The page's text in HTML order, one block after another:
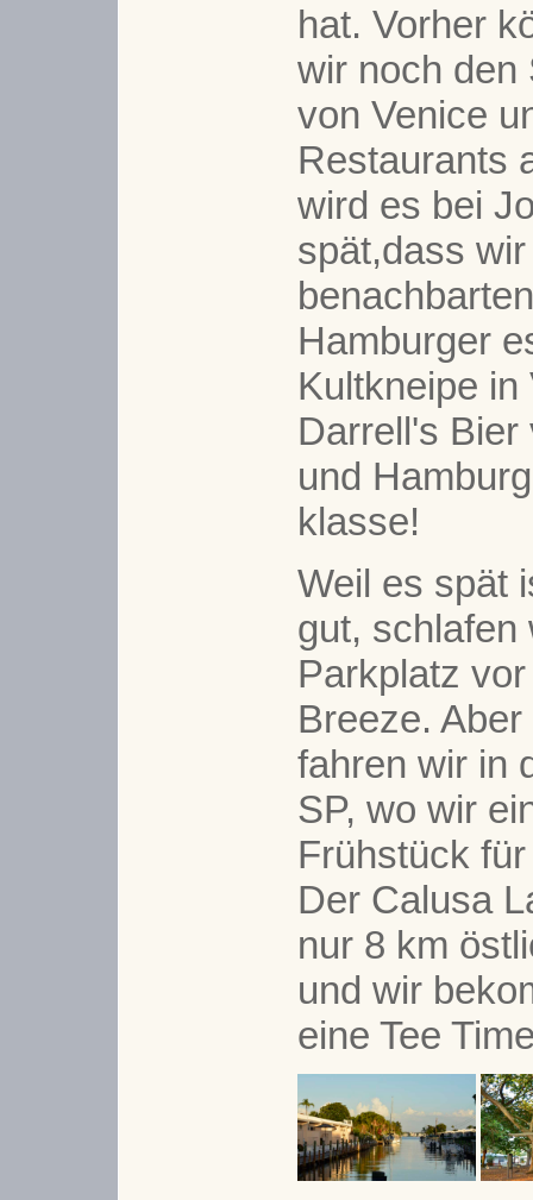
hat. Vorher
wir noch den
von Venice
Restaurants
wird es bei
spät,dass wir
Hamburger
Kultkneipe in
Darrell's
und
klasse!
Weil es spät
gut, schlafen
Parkplatz
Breeze.
fahren wir in
SP, wo wir
Frühstück
Der Calusa
nur 8 km
und wir
eine Tee